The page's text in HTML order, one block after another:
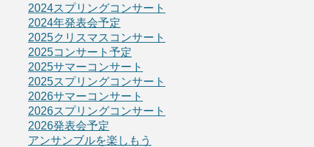
2024スプリングコンサート
2024年発表会予定
2025クリスマスコンサート
2025コンサート予定
2025サマーコンサート
2025スプリングコンサート
2026サマーコンサート
2026スプリングコンサート
2026発表会予定
アンサンブルを楽しもう